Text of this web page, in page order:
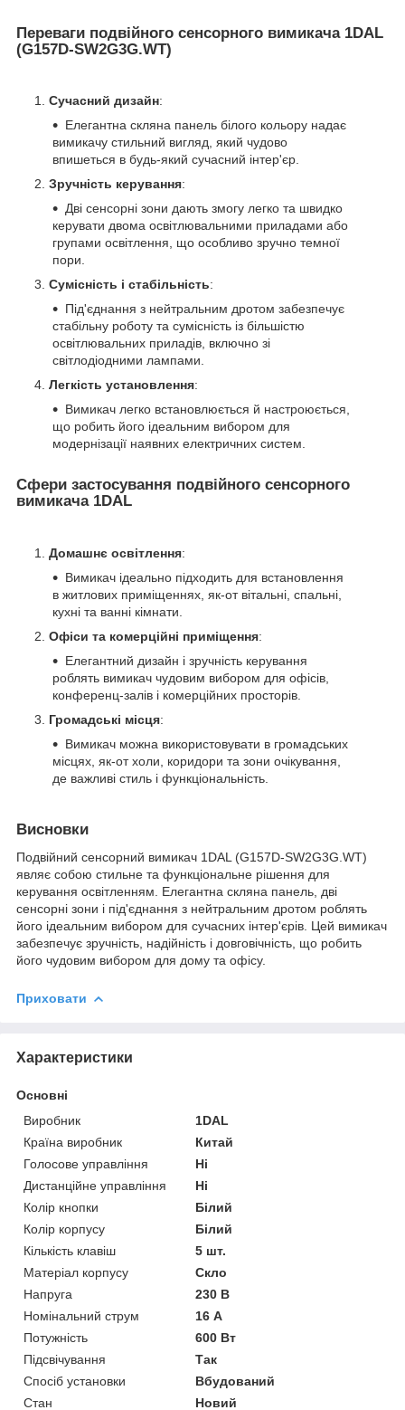
Переваги подвійного сенсорного вимикача 1DAL
(G157D-SW2G3G.WT)
Сучасний дизайн:
Елегантна скляна панель білого кольору надає
вимикачу стильний вигляд, який чудово
впишеться в будь-який сучасний інтер'єр.
Зручність керування:
Дві сенсорні зони дають змогу легко та швидко
керувати двома освітлювальними приладами або
групами освітлення, що особливо зручно темної
пори.
Сумісність і стабільність:
Під'єднання з нейтральним дротом забезпечує
стабільну роботу та сумісність із більшістю
освітлювальних приладів, включно зі
світлодіодними лампами.
Легкість установлення:
Вимикач легко встановлюється й настроюється,
що робить його ідеальним вибором для
модернізації наявних електричних систем.
Сфери застосування подвійного сенсорного
вимикача 1DAL
Домашнє освітлення:
Вимикач ідеально підходить для встановлення
в житлових приміщеннях, як-от вітальні, спальні,
кухні та ванні кімнати.
Офіси та комерційні приміщення:
Елегантний дизайн і зручність керування
роблять вимикач чудовим вибором для офісів,
конференц-залів і комерційних просторів.
Громадські місця:
Вимикач можна використовувати в громадських
місцях, як-от холи, коридори та зони очікування,
де важливі стиль і функціональність.
Висновки
Подвійний сенсорний вимикач 1DAL (G157D-SW2G3G.WT)
являє собою стильне та функціональне рішення для
керування освітленням. Елегантна скляна панель, дві
сенсорні зони і під'єднання з нейтральним дротом роблять
його ідеальним вибором для сучасних інтер'єрів. Цей вимикач
забезпечує зручність, надійність і довговічність, що робить
його чудовим вибором для дому та офісу.
Приховати
Характеристики
Основні
Виробник
1DAL
Країна виробник
Китай
Голосове управління
Ні
Дистанційне управління
Ні
Колір кнопки
Білий
Колір корпусу
Білий
Кількість клавіш
5 шт.
Матеріал корпусу
Скло
Напруга
230 В
Номінальний струм
16 А
Потужність
600 Вт
Підсвічування
Так
Спосіб установки
Вбудований
Стан
Новий